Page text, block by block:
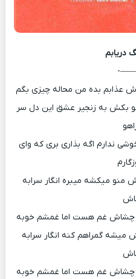
دریابم
عذابم بده من محاله چیزی بگم
بکش به زنجیر عشق این دل سر
ندارم اگه بذاری بری که وای
میکشه میبره انگار سرابه
چشاش غم هست اما غمشم خوبه
گمراهم کنه انگار سرابه
چشاش غم هست اما غمشم خوبه